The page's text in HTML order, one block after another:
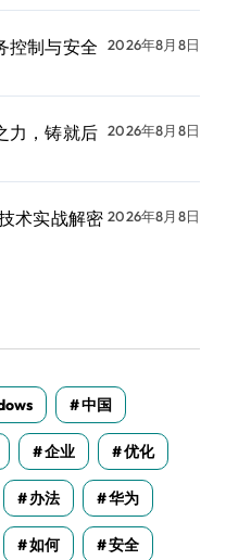
控制与安全
2026年8月8日
力，铸就后 2026年8月8日
术实战解密 2026年8月8日
中国
企业 优化
办法 华为
如何 安全